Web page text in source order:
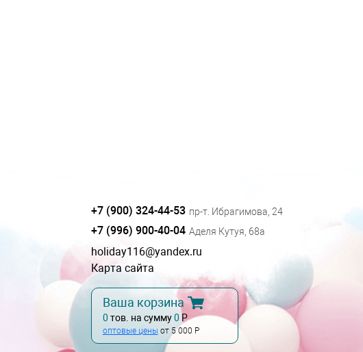
+7 (900) 324-44-53 пр-т. Ибрагимова, 24
+7 (996) 900-40-04 Аделя Кутуя, 68а
holiday116@yandex.ru
Карта сайта
Ваша корзина
0 тов. на сумму0 Р
оптовые цены от 5 000 Р